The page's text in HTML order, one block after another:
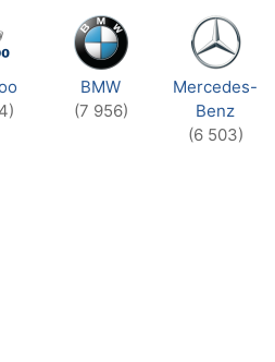
BMW
(7 956)
Mercedes-
Benz
(6 503)